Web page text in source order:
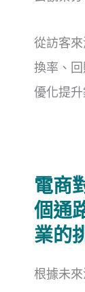
從訪客
換率、
優化提
電商
個通
業的
根據未